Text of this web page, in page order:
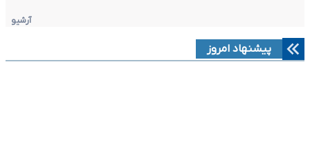
آرشیو
پیشنهاد امروز